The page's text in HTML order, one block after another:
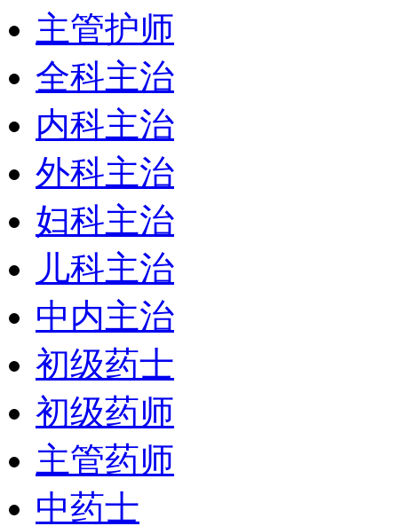
主管护师
全科主治
内科主治
外科主治
妇科主治
儿科主治
中内主治
初级药士
初级药师
主管药师
中药士